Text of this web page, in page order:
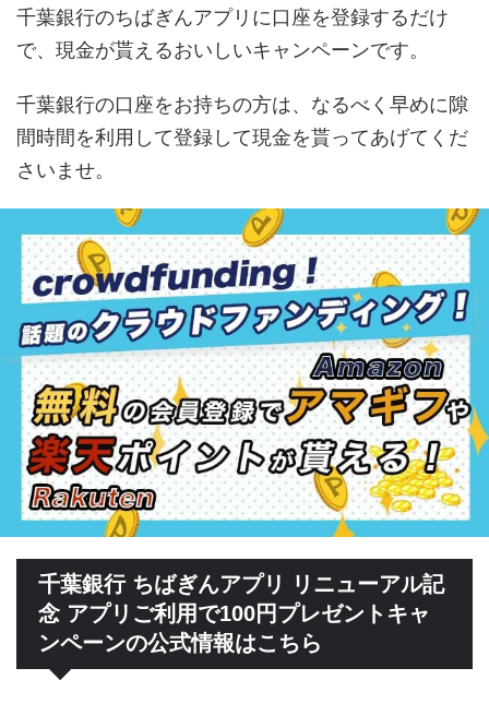
千葉銀行のちばぎんアプリに口座を登録するだけ
で、現金が貰えるおいしいキャンペーンです。
千葉銀行の口座をお持ちの方は、なるべく早めに隙
間時間を利用して登録して現金を貰ってあげてくだ
さいませ。
千葉銀行 ちばぎんアプリ リニューアル記
念 アプリご利用で100円プレゼントキャ
ンペーンの公式情報はこちら